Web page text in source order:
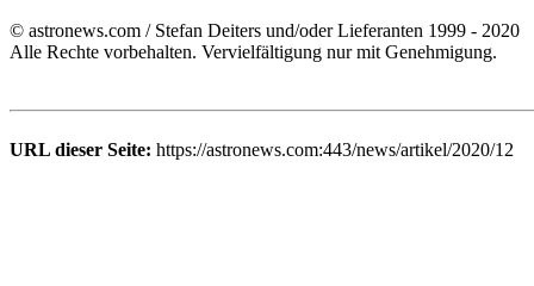
© astronews.com / Stefan Deiters und/oder Lieferanten 1999 - 2020
Alle Rechte vorbehalten. Vervielfältigung nur mit Genehmigung.
URL dieser Seite: https://astronews.com:443/news/artikel/2020/12